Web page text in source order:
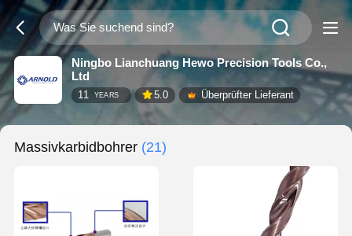
Ningbo Lianchuang Hewo Precision Tools Co.,
Ltd
11 YEARS 5.0 Überprüfter Lieferant
Massivkarbidbohrer (21)